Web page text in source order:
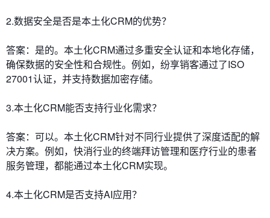
2.数据安全是否是本土化CRM的优势？
答案：是的。本土化CRM通过多重安全认证和本地化存储，
确保数据的安全性和合规性。例如，纷享销客通过了ISO
27001认证，并支持数据加密存储。
3.本土化CRM能否支持行业化需求？
答案：可以。本土化CRM针对不同行业提供了深度适配的解
决方案。例如，快消行业的终端拜访管理和医疗行业的患者
服务管理，都能通过本土化CRM实现。
4.本土化CRM是否支持AI应用？